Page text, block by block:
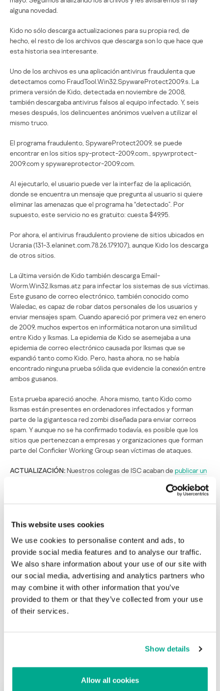
This website uses cookies
We use cookies to personalise content and ads, to
provide social media features and to analyse our traffic.
We also share information about your use of our site with
our social media, advertising and analytics partners who
may combine it with other information that you’ve
provided to them or that they’ve collected from your use
of their services.
Show details
Allow all cookies
alguna novedad.
Kido no sólo descarga actualizaciones para su propia red, de
hecho, el resto de los archivos que descarga son lo que hace que
esta historia sea interesante.
Uno de los archivos es una aplicación antivirus fraudulenta que
detectamos como FraudTool.Win32.SpywareProtect2009.s. La
primera versión de Kido, detectada en noviembre de 2008,
también descargaba antivirus falsos al equipo infectado. Y, seis
meses después, los delincuentes anónimos vuelven a utilizar el
mismo truco.
El programa fraudulento, SpywareProtect2009, se puede
encontrar en los sitios spy-protect-2009.com., spywrprotect-
2009.com y spywareprotector-2009.com.
Al ejecutarlo, el usuario puede ver la interfaz de la aplicación,
donde se encuentra un mensaje que pregunta al usuario si quiere
eliminar las amenazas que el programa ha “detectado”. Por
supuesto, este servicio no es gratuito: cuesta $49,95.
Por ahora, el antivirus fraudulento proviene de sitios ubicados en
Ucrania (131-3.elaninet.com.78.26.179.107), aunque Kido los descarga
de otros sitios.
La última versión de Kido también descarga Email-
Worm.Win32.Iksmas.atz para infectar los sistemas de sus víctimas.
Este gusano de correo electrónico, también conocido como
Waledac, es capaz de robar datos personales de los usuarios y
enviar mensajes spam. Cuando apareció por primera vez en enero
de 2009, muchos expertos en informática notaron una similitud
entre Kido y Iksmas. La epidemia de Kido se asemejaba a una
epidemia de correo electrónico causada por Iksmas que se
expandió tanto como Kido. Pero, hasta ahora, no se había
encontrado ninguna prueba sólida que evidencie la conexión entre
ambos gusanos.
Esta prueba apareció anoche. Ahora mismo, tanto Kido como
Iksmas están presentes en ordenadores infectados y forman
parte de la gigantesca red zombi diseñada para enviar correos
spam. Y aunque no se ha confirmado todavía, es posible que los
sitios que pertenezcan a empresas y organizaciones que forman
parte del Conficker Working Group sean víctimas de ataques.
ACTUALIZACIÓN:Nuestros colegas de ISC acaban de publicar un
La historia sin fin
Su dirección de correo electrónico no será publicada. Los
campos obligatorios están marcados con*
Correo electrónico*